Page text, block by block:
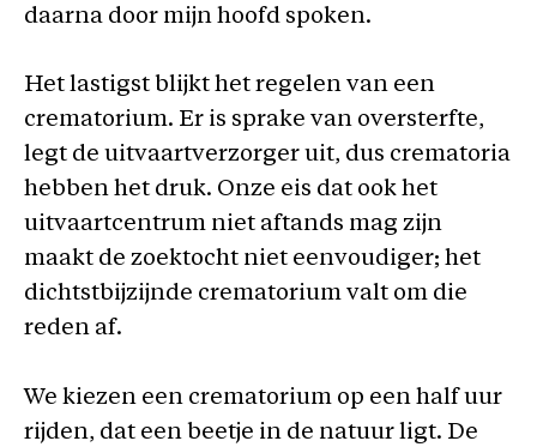
daarna door mijn hoofd spoken.
Het lastigst blijkt het regelen van een
crematorium. Er is sprake van oversterfte,
legt de uitvaartverzorger uit, dus crematoria
hebben het druk. Onze eis dat ook het
uitvaartcentrum niet aftands mag zijn
maakt de zoektocht niet eenvoudiger; het
dichtstbijzijnde crematorium valt om die
reden af.
We kiezen een crematorium op een half uur
rijden, dat een beetje in de natuur ligt. De